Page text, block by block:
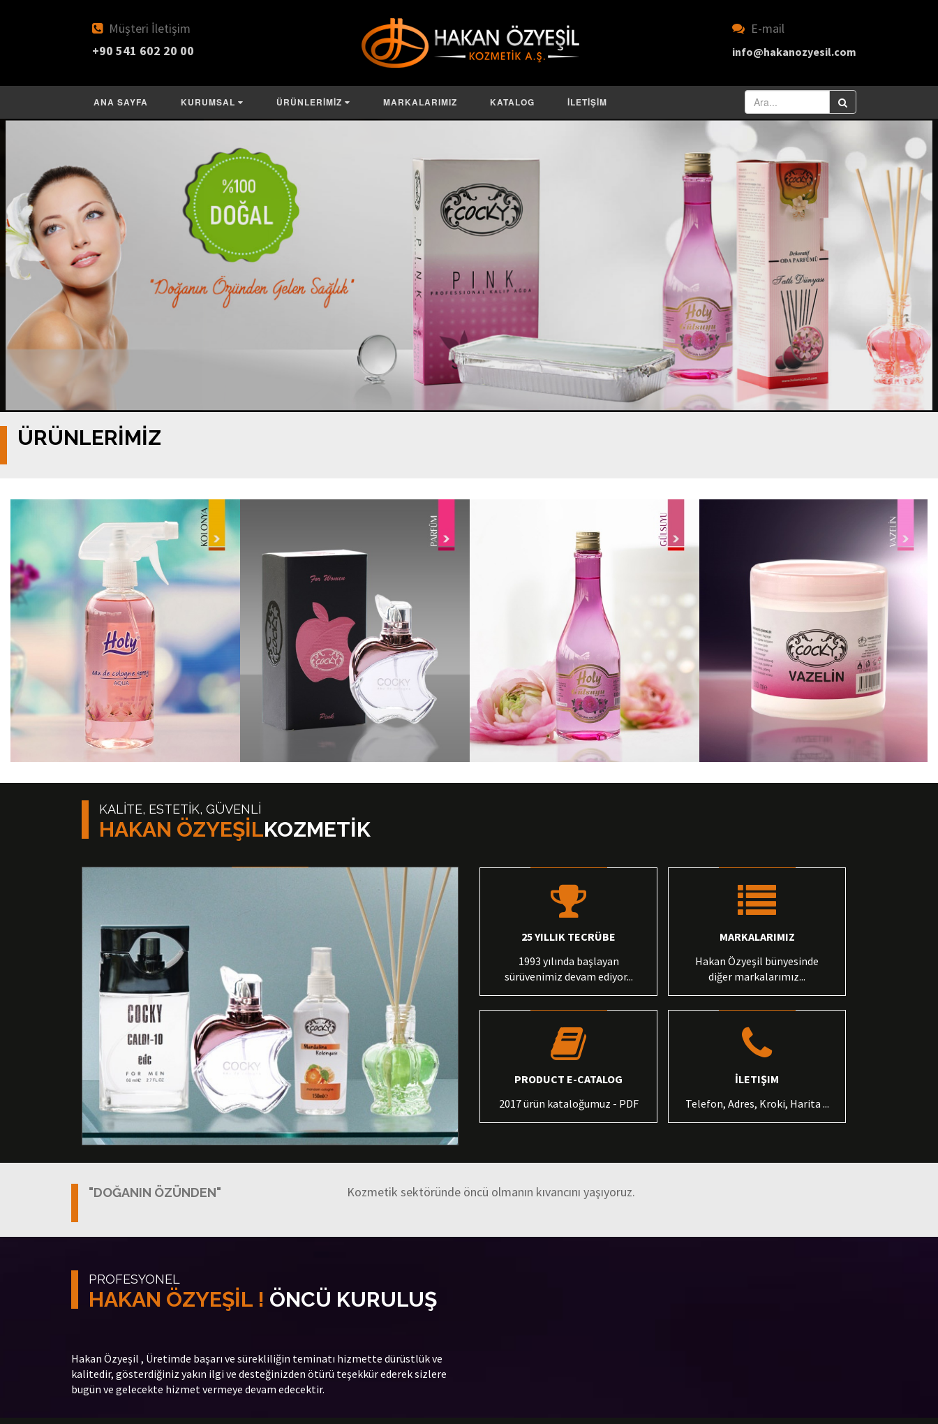
Müşteri İletişim
+90 541 602 20 00
E-mail
info@hakanozyesil.com
ANA SAYFA KURUMSAL ÜRÜNLERİMİZ MARKALARIMIZ KATALOG İLETİŞİM
25 YILLIK TECRÜBE ve BİRİKİM
ÜRÜNLERİMİZ
KALİTE, ESTETİK, GÜVENLİ
HAKAN ÖZYEŞİLKOZMETİK
25 YILLIK TECRÜBE
1993 yılında başlayan
sürüvenimiz devam ediyor...
MARKALARIMIZ
Hakan Özyeşil bünyesinde
diğer markalarımız...
PRODUCT E-CATALOG
2017 ürün kataloğumuz - PDF
İLETIŞIM
Telefon, Adres, Kroki, Harita ...
"DOĞANIN ÖZÜNDEN" Kozmetik sektöründe öncü olmanın kıvancını yaşıyoruz.
PROFESYONEL
HAKAN ÖZYEŞİL ! ÖNCÜ KURULUŞ
Hakan Özyeşil , Üretimde başarı ve sürekliliğin teminatı hizmette dürüstlük ve
kalitedir, gösterdiğiniz yakın ilgi ve desteğinizden ötürü teşekkür ederek sizlere
bugün ve gelecekte hizmet vermeye devam edecektir.